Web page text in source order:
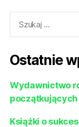
Ostatnie
Wydawnictwo
Książki o